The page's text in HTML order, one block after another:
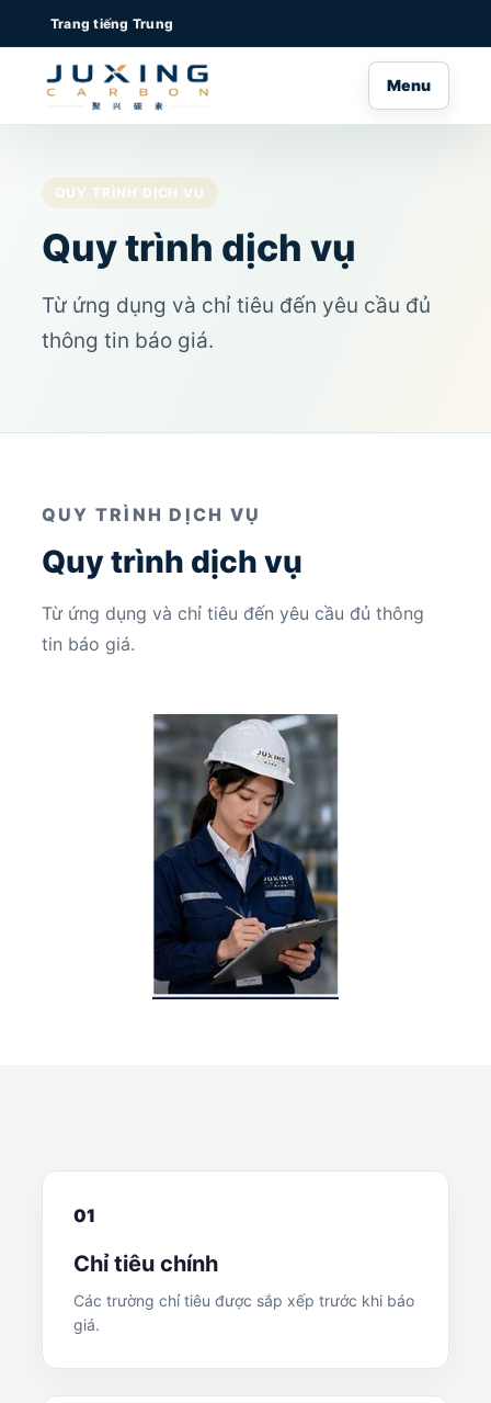
Trang tiếng Trung
Menu
QUY TRÌNH DỊCH VỤ
Quy trình dịch vụ
Từ ứng dụng và chỉ tiêu đến yêu cầu đủ
thông tin báo giá.
QUY TRÌNH DỊCH VỤ
Quy trình dịch vụ
Từ ứng dụng và chỉ tiêu đến yêu cầu đủ thông
tin báo giá.
01
Chỉ tiêu chính
Các trường chỉ tiêu được sắp xếp trước khi báo
giá.